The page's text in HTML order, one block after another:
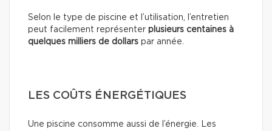
Selon le type de piscine et l’utilisation, l’entretien
peut facilement représenter plusieurs centaines à
quelques milliers de dollars par année.
LES COÛTS ÉNERGÉTIQUES
Une piscine consomme aussi de l’énergie. Les